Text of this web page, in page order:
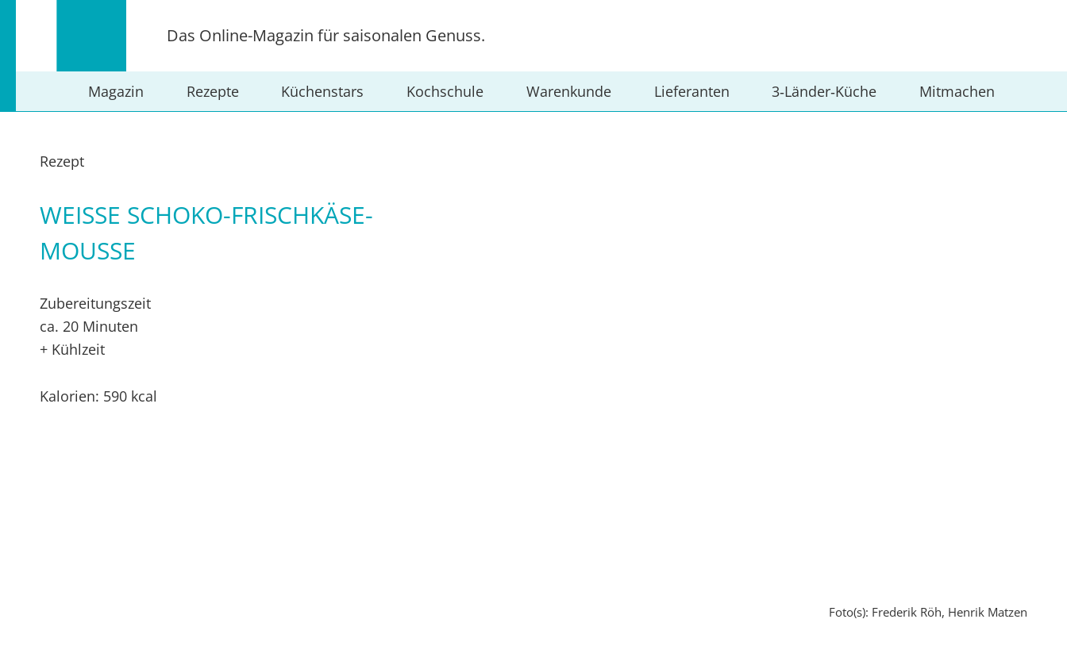
Das Online-Magazin für saisonalen Genuss.
Magazin Rezepte Küchenstars Kochschule Warenkunde Lieferanten 3‑Länder‑Küche Mitmachen
Rezept
WEISSE SCHOKO-FRISCHKÄSE-M
OUSSE
Foto(s): Frederik Röh, Henrik Matzen
Zubereitungszeit
ca. 20 Minuten
+ Kühlzeit
Kalorien: 590 kcal